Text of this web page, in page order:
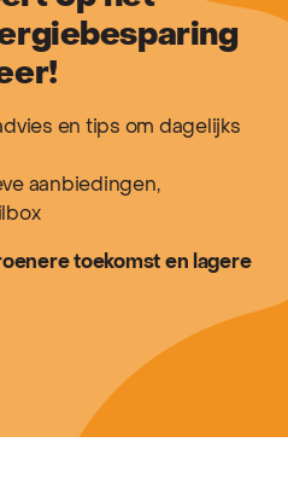
en tips om dagelijks
aanbiedingen,
toekomst en lagere